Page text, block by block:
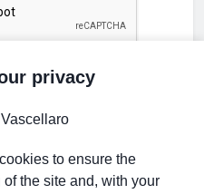
privacy
to ensure the
the site and, with your